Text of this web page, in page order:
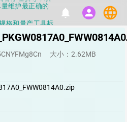
格和量产工具标
击下载吧
产工具，过分了
能恢复
仅供参考，DIY
三方工具提供的
者存在误导，欢
维护最正确的
格和量产工具标
notifications person language
大小：2.62MB